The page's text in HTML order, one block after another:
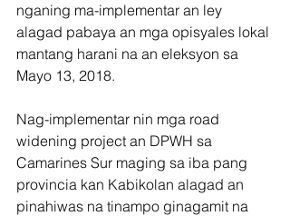
nganing ma-implementar an ley
alagad pabaya an mga opisyales lokal
mantang harani na an eleksyon sa
Mayo 13, 2018.
Nag-implementar nin mga road
widening project an DPWH sa
Camarines Sur maging sa iba pang
provincia kan Kabikolan alagad an
pinahiwas na tinampo ginagamit na